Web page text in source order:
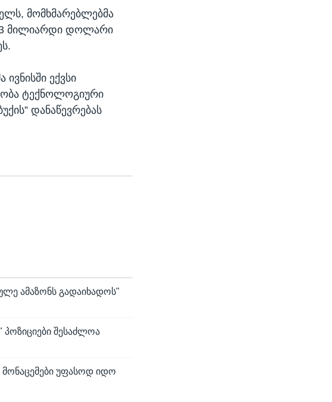
მომხმარებლებმა
მილიარდი დოლარი
ექვსი
ტექნოლოგიური
დანაწევრებას
ამაზონს გადაიხადოს"
პოზიციები შესაძლოა
მონაცემები უფასოდ იდო